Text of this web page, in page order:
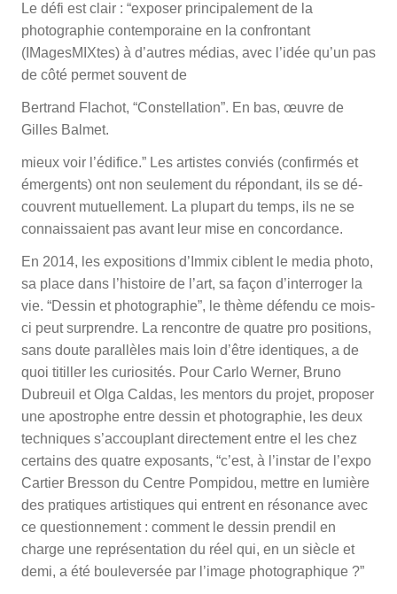
Le défi est clair : “exposer principalement de la
photographie con­temporaine en la confrontant
(IMagesMIXtes) à d’autres médias, avec l’idée qu’un pas
de côté permet souvent de
Bertrand Flachot, “Constellation”. En bas, œuvre de
Gilles Balmet.
mieux voir l’édifice.” Les artistes conviés (confirmés et
émergents) ont non seulement du répondant, ils se dé­
couvrent mutuellement. La plupart du temps, ils ne se
connaissaient pas avant leur mise en concordance.
En 2014, les expositions d’Immix ciblent le media photo,
sa place dans l’histoire de l’art, sa façon d’inter­roger la
vie. “Dessin et photographie”, le thème défendu ce mois­
ci peut surprendre. La rencontre de quatre pro­ positions,
sans doute parallèles mais loin d’être identiques, a de
quoi titiller les curiosités. Pour Carlo Werner, Bruno
Dubreuil et Olga Caldas, les mentors du projet, proposer
une apostrophe entre dessin et photographie, les deux
techniques s’accouplant directement entre el­ les chez
certains des quatre exposants, “c’est, à l’instar de l’expo
Cartier ­Bresson du Centre Pompidou, mettre en lu­mière
des pratiques artistiques qui entrent en résonance avec
ce questionnement : comment le dessin prend­il en
charge une représentation du réel qui, en un siècle et
demi, a été bouleversée par l’image photographique ?”